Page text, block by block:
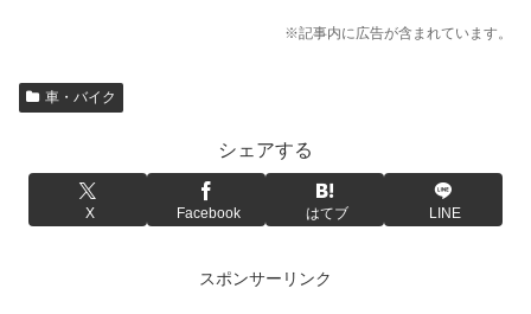
※記事内に広告が含まれています。
車・バイク
シェアする
X Facebook はてブ LINE
スポンサーリンク